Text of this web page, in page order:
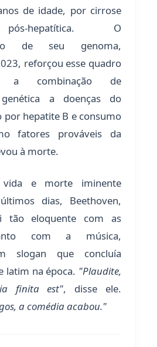
de idade, por cirrose
hepatítica. O
de seu genoma,
reforçou esse quadro
a combinação de
genética a doenças do
por hepatite B e consumo
fatores prováveis da
à morte.
vida e morte iminente
dias, Beethoven,
tão eloquente com as
com a música,
slogan que concluía
latim na época. "Plaudite,
finita est", disse ele.
a comédia acabou."